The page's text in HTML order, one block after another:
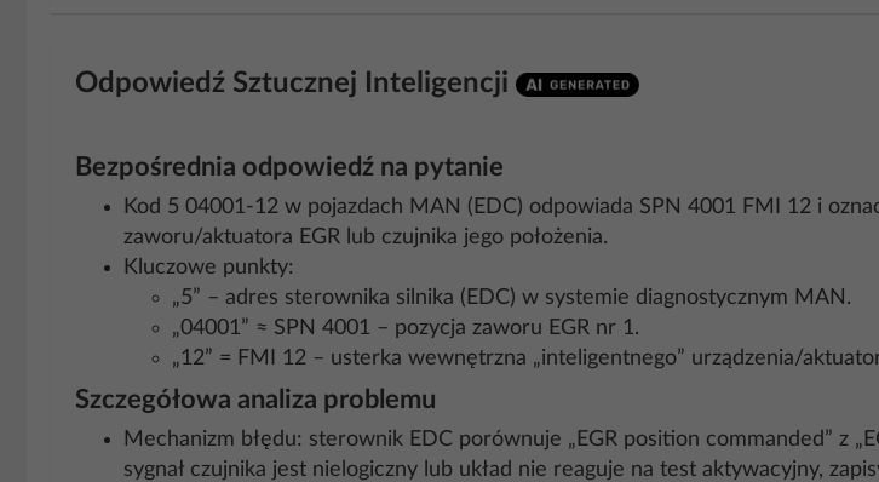
Odpowiedź Sztucznej Inteligencji
Bezpośrednia odpowiedź na pytanie
Kod 5 04001-12 w pojazdach MAN (EDC) odpowiada SPN 4001 FMI 12 i
zaworu/aktuatora EGR lub czujnika jego położenia.
Kluczowe punkty:
„5” – adres sterownika silnika (EDC) w systemie diagnostycznym MAN.
„04001” ≈ SPN 4001 – pozycja zaworu EGR nr 1.
„12” = FMI 12 – usterka wewnętrzna „inteligentnego” urządzenia/
Szczegółowa analiza problemu
Mechanizm błędu: sterownik EDC porównuje „EGR position commanded” z
sygnał czujnika jest nielogiczny lub układ nie reaguje na test aktywacyjny,